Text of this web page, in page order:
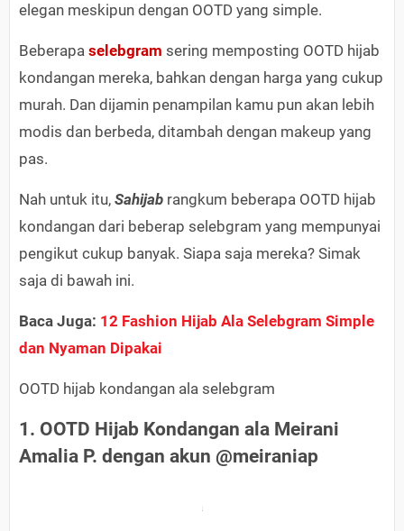
elegan meskipun dengan OOTD yang simple.
Beberapa selebgram sering memposting OOTD hijab
kondangan mereka, bahkan dengan harga yang cukup
murah. Dan dijamin penampilan kamu pun akan lebih
modis dan berbeda, ditambah dengan makeup yang
pas.
Nah untuk itu, Sahijab rangkum beberapa OOTD hijab
kondangan dari beberap selebgram yang mempunyai
pengikut cukup banyak. Siapa saja mereka? Simak
saja di bawah ini.
Baca Juga: 12 Fashion Hijab Ala Selebgram Simple
dan Nyaman Dipakai
OOTD hijab kondangan ala selebgram
1. OOTD Hijab Kondangan ala Meirani
Amalia P. dengan akun @meiraniap